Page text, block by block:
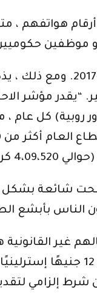
أرقام هواتفهم
التي تكبدتها المملكة المتحدة بحوالي 190 مليار
شائعة بشكل
غير